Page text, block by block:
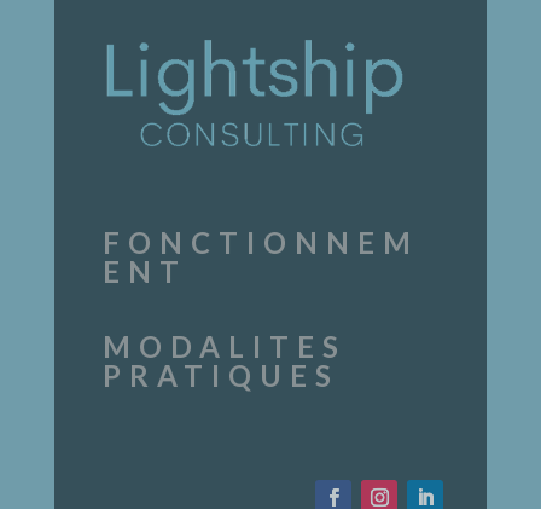
FONCTIONNEM
ENT
MODALITES
PRATIQUES